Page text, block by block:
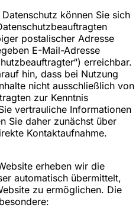
können Sie sich
postalischer Adresse
E-Mail-Adresse
erreichbar.
hin, dass bei Nutzung
nicht ausschließlich von
zur Kenntnis
vertrauliche Informationen
Sie daher zunächst über
Kontaktaufnahme.
erheben wir die
automatisch übermittelt,
zu ermöglichen. Die